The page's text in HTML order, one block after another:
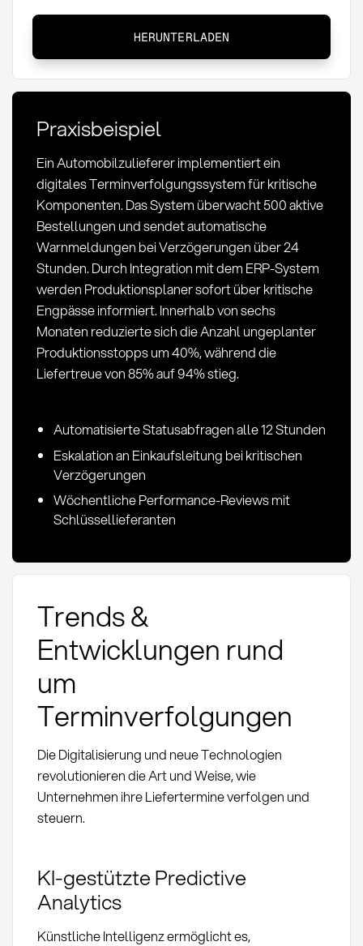
Definition,
Methoden
und
im
Einkauf
HERUNTERLADEN
Praxisbeispiel
Ein Automobilzulieferer implementiert ein
digitales Terminverfolgungssystem für kritische
Komponenten. Das System überwacht 500 aktive
Bestellungen und sendet automatische
Warnmeldungen bei Verzögerungen über 24
Stunden. Durch Integration mit dem ERP-System
werden Produktionsplaner sofort über kritische
Engpässe informiert. Innerhalb von sechs
Monaten reduzierte sich die Anzahl ungeplanter
Produktionsstopps um 40%, während die
Liefertreue von 85% auf 94% stieg.
Automatisierte Statusabfragen alle 12 Stunden
Eskalation an Einkaufsleitung bei kritischen
Verzögerungen
Wöchentliche Performance-Reviews mit
Schlüssellieferanten
Trends &
Entwicklungen rund
um
Terminverfolgungen
Die Digitalisierung und neue Technologien
revolutionieren die Art und Weise, wie
Unternehmen ihre Liefertermine verfolgen und
steuern.
KI-gestützte Predictive
Analytics
Künstliche Intelligenz ermöglicht es,